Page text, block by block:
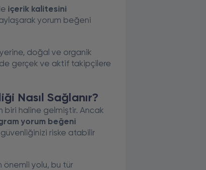
içerik kalitesini
yorum beğeni
doğal ve organik
gerçek ve aktif takipçilere
Nasıl Sağlanır?
biri haline gelmiştir. Ancak
yorum beğeni
riske atabilir
önemli yolu, bu tür